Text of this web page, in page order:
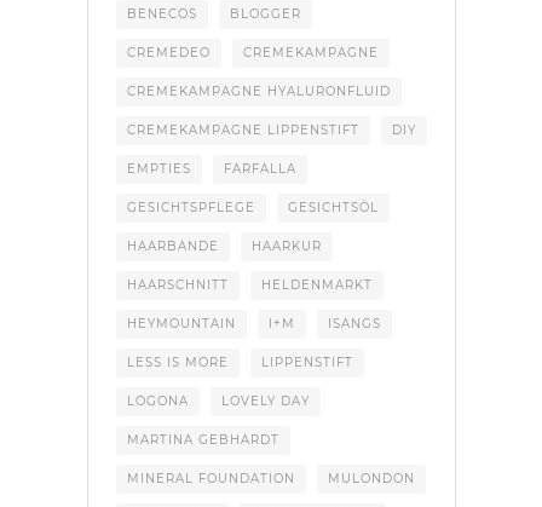
BENECOS BLOGGER
CREMEDEO CREMEKAMPAGNE
CREMEKAMPAGNE HYALURONFLUID
CREMEKAMPAGNE LIPPENSTIFT DIY
EMPTIES FARFALLA
GESICHTSPFLEGE GESICHTSÖL
HAARBANDE HAARKUR
HAARSCHNITT HELDENMARKT
HEYMOUNTAIN I+M ISANGS
LESS IS MORE LIPPENSTIFT
LOGONA LOVELY DAY
MARTINA GEBHARDT
MINERAL FOUNDATION MULONDON